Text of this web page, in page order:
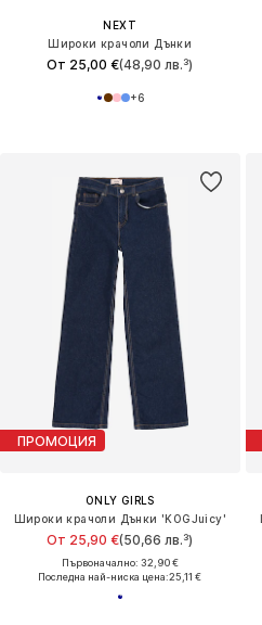
NEXT
Широки крачоли Дънки
От 25,00 €(48,90 лв.³)
+6
ПРОМОЦИЯ
ONLY GIRLS
Широки крачоли Дънки 'KOGJuicy'
От 25,90 €(50,66 лв.³)
Първоначално: 32,90 €
Последна най-ниска цена:25,11 €